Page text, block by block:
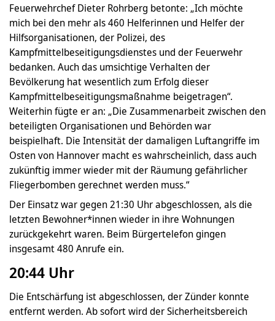
Feuerwehrchef Dieter Rohrberg betonte: „Ich möchte
mich bei den mehr als 460 Helferinnen und Helfer der
Hilfsorganisationen, der Polizei, des
Kampfmittelbeseitigungsdienstes und der Feuerwehr
bedanken. Auch das umsichtige Verhalten der
Bevölkerung hat wesentlich zum Erfolg dieser
Kampfmittelbeseitigungsmaßnahme beigetragen“.
Weiterhin fügte er an: „Die Zusammenarbeit zwischen den
beteiligten Organisationen und Behörden war
beispielhaft. Die Intensität der damaligen Luftangriffe im
Osten von Hannover macht es wahrscheinlich, dass auch
zukünftig immer wieder mit der Räumung gefährlicher
Fliegerbomben gerechnet werden muss.“
Der Einsatz war gegen 21:30 Uhr abgeschlossen, als die
letzten Bewohner*innen wieder in ihre Wohnungen
zurückgekehrt waren. Beim Bürgertelefon gingen
insgesamt 480 Anrufe ein.
20:44 Uhr
Die Entschärfung ist abgeschlossen, der Zünder konnte
entfernt werden. Ab sofort wird der Sicherheitsbereich